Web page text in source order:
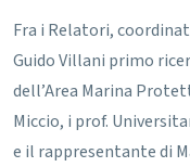
Fra i Relatori,
Guido Villani primo
dell’Area Marina
Miccio, i prof.
e il rappresentante di